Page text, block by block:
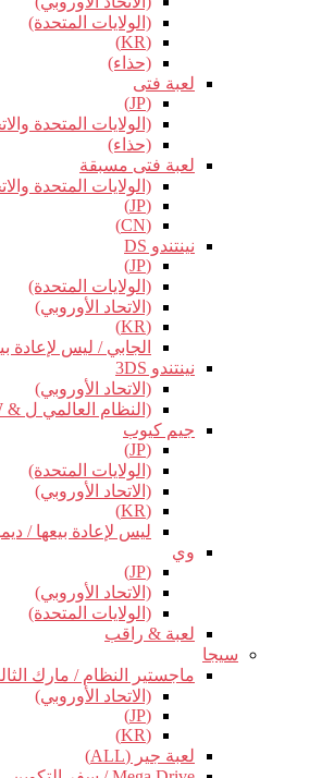
(الولايات المتحدة)
(KR)
(حذاء)
لعبة فتى
(JP)
(الولايات المتحدة
(حذاء)
لعبة فتى مسبقة
(الولايات المتحدة
(JP)
(CN)
نينتندو DS
(JP)
(الولايات المتحدة)
(الاتحاد الأوروبي)
(KR)
الجابي / ليس لإعادة
نينتندو 3DS
(الاتحاد الأوروبي)
(النظام العالمي ل & TW)
جيم كيوب
(JP)
(الولايات المتحدة)
(الاتحاد الأوروبي)
(KR)
ليس لإعادة بيعها /
وي
(JP)
(الاتحاد الأوروبي)
(الولايات المتحدة)
لعبة & راقب
سيجا
ماجستير النظام / مارك
(الاتحاد الأوروبي)
(JP)
(KR)
لعبة جير (ALL)